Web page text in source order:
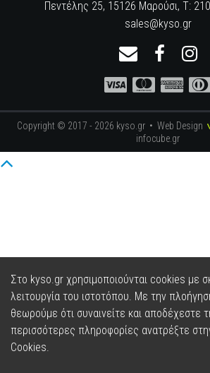
Πεντέλης 25, 15126 Μαρούσι, Τ:
sales@kyso.gr
Copyright © 2017 - 2026 kyso.gr • Web Design
infocube.gr
Στο kyso.gr χρησιμοποιούνται cookies με
λειτουργία του ιστοτόπου. Με την
θεωρούμε ότι συναινείτε και αποδέχεστε
περισσότερες πληροφορίες ανατρέξτε
Cookies.